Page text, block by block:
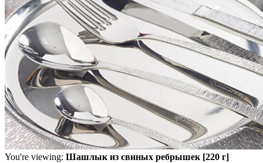
You're viewing: Шашлык из свиных ребрышек [220 г]